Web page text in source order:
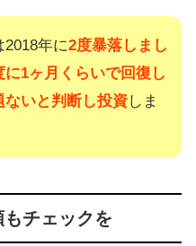
年に2度暴落しまし
に1ヶ月くらいで回復し
ないと判断し投資しま
チェックを